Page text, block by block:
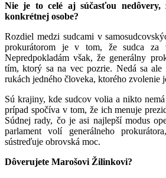
Nie je to celé aj súčasťou
konkrétnej osobe?
Rozdiel medzi sudcami v
prokurátorom je v tom, že sudca za
Nepredpokladám však, že generálny
tím, ktorý sa na vec pozrie. Nedá sa
rukách jedného človeka, ktorého zvolenie
Sú krajiny, kde sudcov volia a nikto
prípad spočíva v tom, že ich menuje
Súdnej rady, čo je asi najlepší modus
parlament volí generálneho
sústreďuje obrovská moc.
Dôverujete Marošovi Žilinkovi?